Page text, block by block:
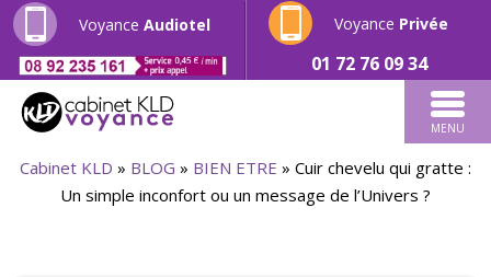
Voyance Audiotel Voyance Privée
01 72 76 09 34
MENU
Cabinet KLD » BLOG » BIEN ETRE » Cuir chevelu qui gratte :
Un simple inconfort ou un message de l’Univers ?